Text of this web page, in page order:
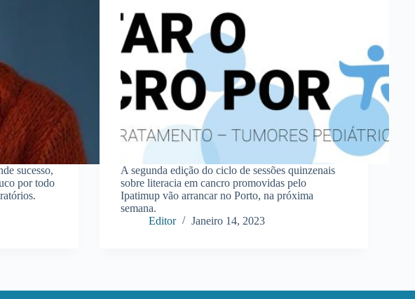
sucesso,
por todo
A segunda edição do ciclo de sessões quinzenais
sobre literacia em cancro promovidas pelo
Ipatimup vão arrancar no Porto, na próxima
semana.
Editor
Janeiro 14, 2023